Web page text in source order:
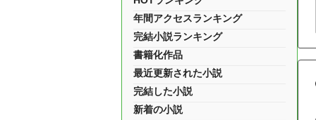
年間アクセスランキング
完結小説ランキング
書籍化作品
最近更新された小説
完結した小説
新着の小説